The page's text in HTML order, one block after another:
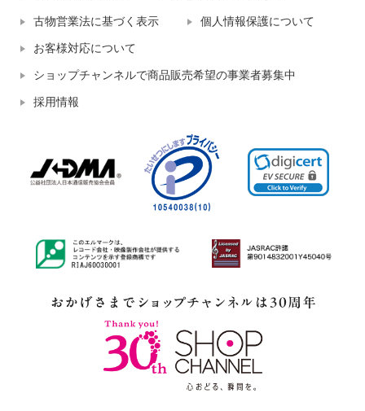
古物営業法に基づく表示 個人情報保護について
お客様対応について
ショップチャンネルで商品販売希望の事業者募集中
採用情報